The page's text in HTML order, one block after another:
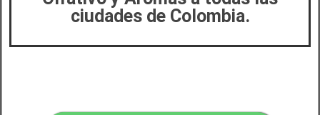
ciudades de Colombia.